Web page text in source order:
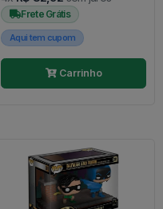
Frete Grátis
Aqui tem cupom
Carrinho